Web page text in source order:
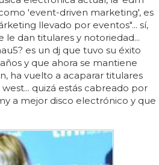
'event-driven marketing', es
llevado por eventos"... sí,
le dan titulares y notoriedad...
es un dj que tuvo su éxito
y que ahora se mantiene
ha vuelto a acaparar titulares
quizá estás cabreado por
a mejor disco electrónico y que